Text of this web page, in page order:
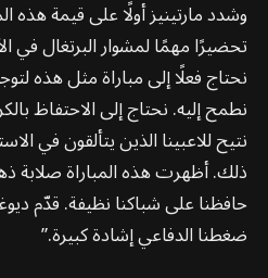
وشدد مارتينيز أولًا على قيمة هذه
تحضيرًا مهمًا لمشوار البرتغال في
نحتاج فعلًا إلى مباراة مثل هذه
نطمح إليه. نحتاج إلى الاحتفاظ
نتيح للاعبينا الذين يتألقون في
ذلك. أظهرت هذه المباراة صلابة
حافظنا على شباكنا نظيفة. قدّم
ضغطنا الدفاعي إشادة كبيرة.”